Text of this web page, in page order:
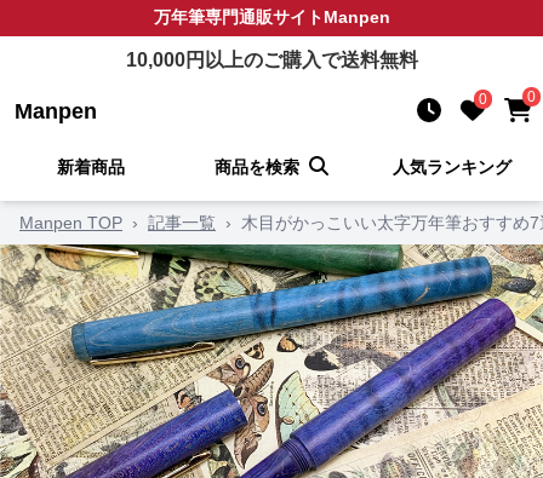
万年筆専門通販サイトManpen
10,000円以上のご購入で送料無料
Manpen 0 0
新着商品 商品を検索 人気ランキング
Manpen TOP › 記事一覧 › 木目がかっこいい太字万年筆おすすめ